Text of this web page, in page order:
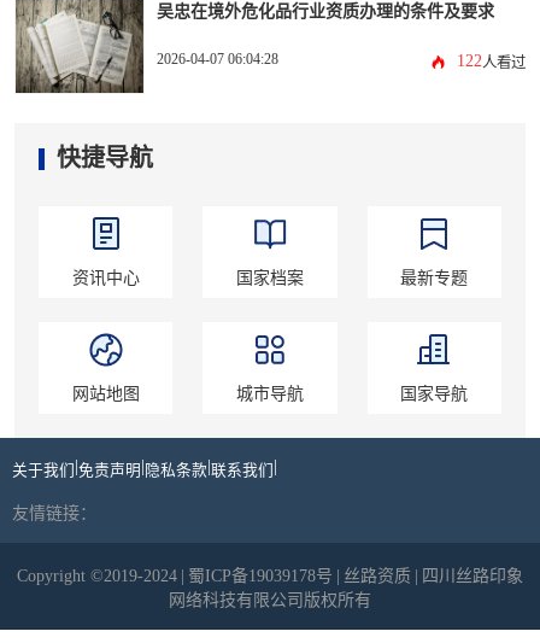
吴忠在境外危化品行业资质办理的条件及要求
2026-04-07 06:04:28 122人看过
快捷导航
资讯中心 国家档案 最新专题
网站地图 城市导航 国家导航
关于我们 免责声明 隐私条款 联系我们
友情链接：
Copyright ©2019-2024 蜀ICP备19039178号 丝路资质
四川丝路印象
网络科技有限公司版权所有